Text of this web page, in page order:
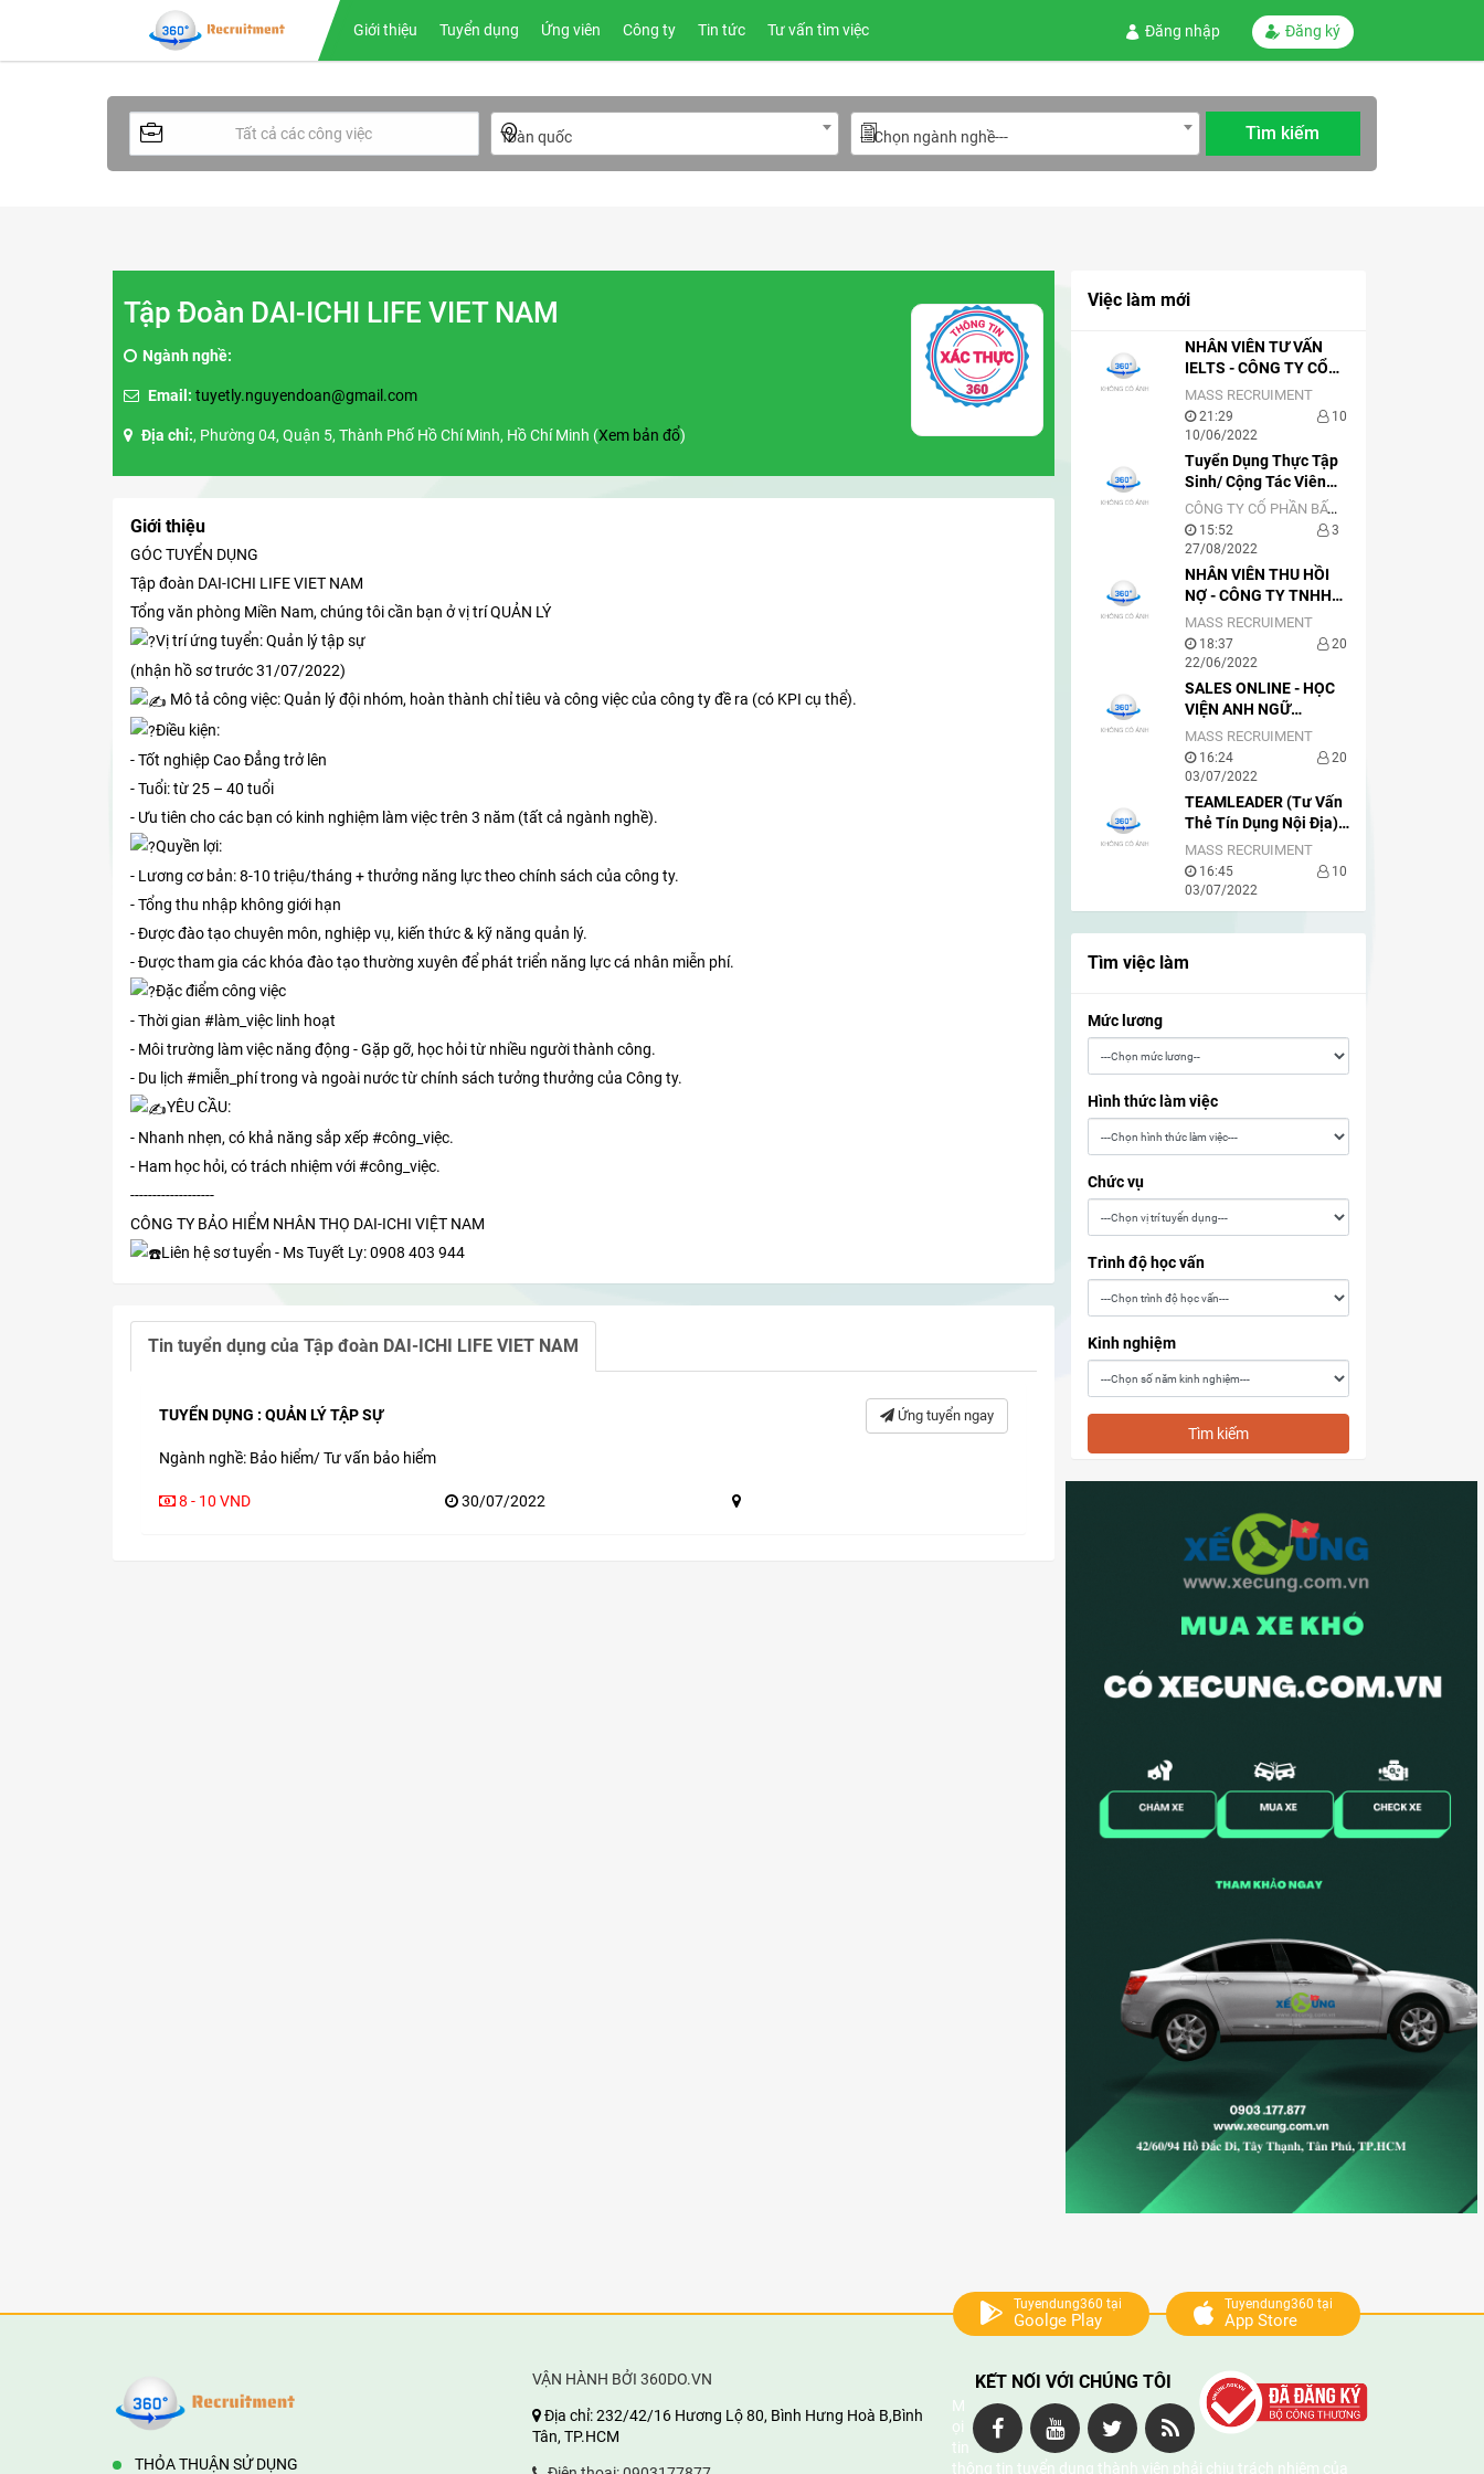
Giới thiệu Tuyển dụng Ứng viên Công ty Tin tức Tư vấn tìm việc Đăng nhập Đăng ký
Toàn quốc ---Chọn ngành nghề---
Tập Đoàn DAI-ICHI LIFE VIET NAM
Ngành nghề:
Email: tuyetly.nguyendoan@gmail.com
Địa chỉ:, Phường 04, Quận 5, Thành Phố Hồ Chí Minh, Hồ Chí Minh (Xem bản đổ)
Giới thiệu
GÓC TUYỂN DỤNG
Tập đoàn DAI-ICHI LIFE VIET NAM
Tổng văn phòng Miền Nam, chúng tôi cần bạn ở vị trí QUẢN LÝ
Vị trí ứng tuyển: Quản lý tập sự
(nhận hồ sơ trước 31/07/2022)
Mô tả công việc: Quản lý đội nhóm, hoàn thành chỉ tiêu và công việc của công ty đề ra (có KPI cụ thể).
Điều kiện:
- Tốt nghiệp Cao Đẳng trở lên
- Tuổi: từ 25 – 40 tuổi
- Ưu tiên cho các bạn có kinh nghiệm làm việc trên 3 năm (tất cả ngành nghề).
Quyền lợi:
- Lương cơ bản: 8-10 triệu/tháng + thưởng năng lực theo chính sách của công ty.
- Tổng thu nhập không giới hạn
- Được đào tạo chuyên môn, nghiệp vụ, kiến thức & kỹ năng quản lý.
- Được tham gia các khóa đào tạo thường xuyên để phát triển năng lực cá nhân miễn phí.
Đặc điểm công việc
- Thời gian #làm_việc linh hoạt
- Môi trường làm việc năng động - Gặp gỡ, học hỏi từ nhiều người thành công.
- Du lịch #miễn_phítrong và ngoài nước từ chính sách tưởng thưởng của Công ty.
YÊU CẦU:
- Nhanh nhẹn, có khả năng sắp xếp#công_việc.
- Ham học hỏi, có trách nhiệm với#công_việc.
-------------------
CÔNG TY BẢO HIỂM NHÂN THỌ DAI-ICHI VIỆT NAM
Liên hệ sơ tuyển - Ms Tuyết Ly: 0908 403 944
Tin tuyển dụng của Tập đoàn DAI-ICHI LIFE VIET NAM
TUYỂN DỤNG : QUẢN LÝ TẬP SỰ
Ngành nghề: Bảo hiểm/ Tư vấn bảo hiểm
Ứng tuyển ngay
8 - 10 VND 30/07/2022
Việc làm mới
NHÂN VIÊN TƯ VẤN
IELTS - CÔNG TY CỔ
PHẦN EDUVATOR –
ZIM ACADEMY
MASS RECRUIMENT
21:29
10/06/2022
10
Tuyển Dụng Thực Tập
Sinh/ Cộng Tác Viên
SALE
CÔNG TY CỔ PHẦN BẤT ĐỘNG SẢN BẦU TRỜI SÀI GÒN
15:52
27/08/2022
3
NHÂN VIÊN THU HỒI
NỢ - CÔNG TY TNHH
VIETNAM ACE
MASS RECRUIMENT
18:37
22/06/2022
20
SALES ONLINE - HỌC
VIỆN ANH NGỮ
GLOBISH
MASS RECRUIMENT
16:24
03/07/2022
20
TEAMLEADER (Tư Vấn
Thẻ Tín Dụng Nội Địa) -
VIETCREDIT
MASS RECRUIMENT
16:45
03/07/2022
10
Tìm việc làm
Mức lương
Hình thức làm việc
Chức vụ
Trình độ học vấn
Kinh nghiệm
Tuyendung360 tại
Goolge Play
Tuyendung360 tại
App Store
THỎA THUẬN SỬ DỤNG
VẬN HÀNH BỞI 360DO.VN
Địa chỉ:232/42/16 Hương Lộ 80, Bình Hưng Hoà B,Bình
Tân, TP.HCM
KẾT NỐI VỚI CHÚNG TÔI
M
ọi
tin
thông tin tuyển dụng thành viên phải chịu trách nhiệm của